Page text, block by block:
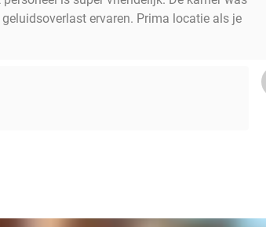
ervaren. Prima locatie als je